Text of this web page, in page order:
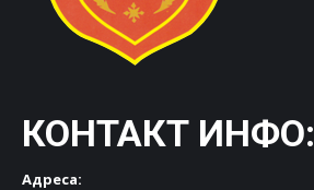
КОНТАКТ ИНФО:
Адреса: